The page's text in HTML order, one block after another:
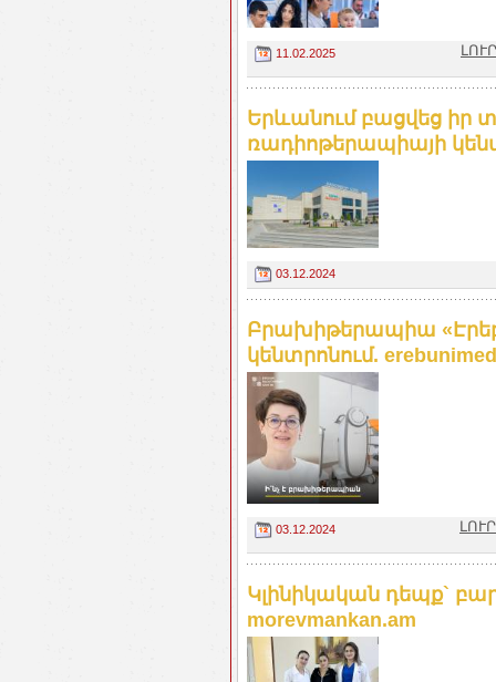
11.02.2025
Երևանում բացվեց իր
ռադիոթերապիայի
03.12.2024
Բրախիթերապիա
կենտրոնում.
03.12.2024
Կլինիկական դեպք`
morevmankan.am